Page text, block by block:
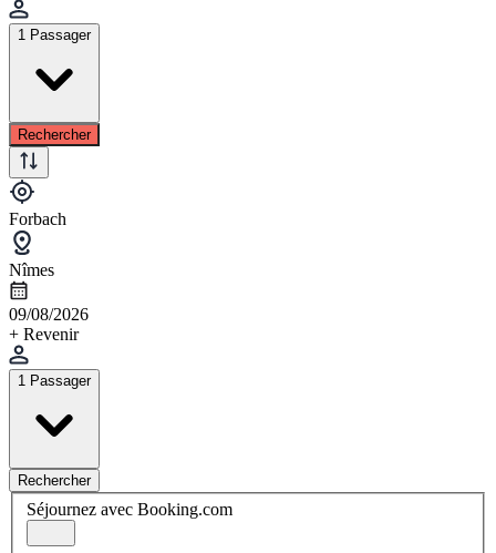
1 Passager
Rechercher
Forbach
Nîmes
09/08/2026
+ Revenir
1 Passager
Rechercher
Séjournez avec Booking.com